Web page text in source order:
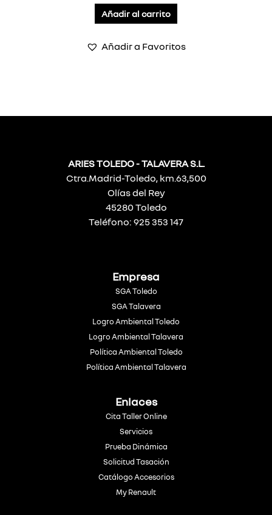
Añadir al carrito
Añadir a Favoritos
ARIES TOLEDO - TALAVERA S.L.
Ctra.Madrid-Toledo, km.63,500
Olías del Rey
45280 Toledo
Teléfono: 925 353 147
Empresa
SGA Toledo
SGA Talavera
Logro Ambiental Toledo
Logro Ambiental Talavera
Política Ambiental Toledo
Política Ambiental Talavera
Enlaces
Cita Taller Online
Servicios
Prueba Dinámica
Solicitud Tasación
Catálogo Accesorios
My Renault